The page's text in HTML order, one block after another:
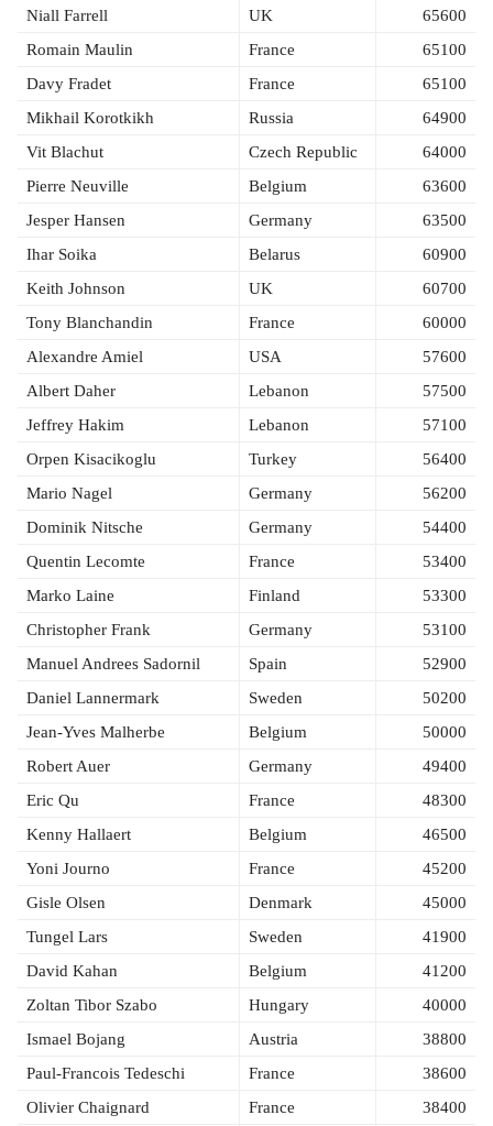
Niall Farrell
UK
65600
Romain Maulin
France
65100
Davy Fradet
France
65100
Mikhail Korotkikh
Russia
64900
Vit Blachut
Czech Republic
64000
Pierre Neuville
Belgium
63600
Jesper Hansen
Germany
63500
Ihar Soika
Belarus
60900
Keith Johnson
UK
60700
Tony Blanchandin
France
60000
Alexandre Amiel
USA
57600
Albert Daher
Lebanon
57500
Jeffrey Hakim
Lebanon
57100
Orpen Kisacikoglu
Turkey
56400
Mario Nagel
Germany
56200
Dominik Nitsche
Germany
54400
Quentin Lecomte
France
53400
Marko Laine
Finland
53300
Christopher Frank
Germany
53100
Manuel Andrees Sadornil
Spain
52900
Daniel Lannermark
Sweden
50200
Jean-Yves Malherbe
Belgium
50000
Robert Auer
Germany
49400
Eric Qu
France
48300
Kenny Hallaert
Belgium
46500
Yoni Journo
France
45200
Gisle Olsen
Denmark
45000
Tungel Lars
Sweden
41900
David Kahan
Belgium
41200
Zoltan Tibor Szabo
Hungary
40000
Ismael Bojang
Austria
38800
Paul-Francois Tedeschi
France
38600
Olivier Chaignard
France
38400